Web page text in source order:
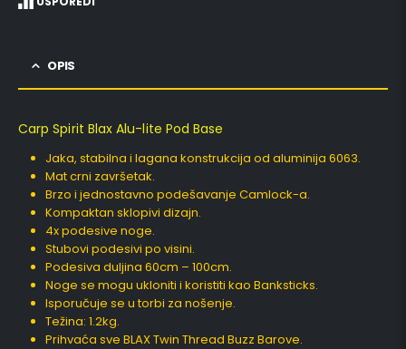
OPIS
Carp Spirit Blax Alu-lite Pod Base
Jaka, stabilna i lagana konstrukcija od aluminija 6063.
Mat crni završetak.
Brzo i jednostavno podešavanje Camlock-a.
Kompaktan sklopivi dizajn.
4x podesive noge.
Stubovi podesivi po visini.
Podesiva duljina 60cm – 100cm.
Noge se mogu ukloniti i koristiti kao Banksticks.
Isporučuje se u torbi za nošenje.
Težina: 1.2kg.
Prihvaća sve BLAX Twin Thread Buzz Barove.